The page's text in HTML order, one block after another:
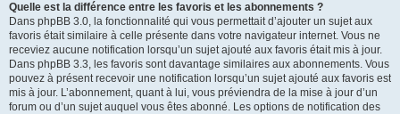
Quelle est la différence entre les favoris et les abonnements ?
Dans phpBB 3.0, la fonctionnalité qui vous permettait d’ajouter un sujet aux
favoris était similaire à celle présente dans votre navigateur internet. Vous ne
receviez aucune notification lorsqu’un sujet ajouté aux favoris était mis à jour.
Dans phpBB 3.3, les favoris sont davantage similaires aux abonnements. Vous
pouvez à présent recevoir une notification lorsqu’un sujet ajouté aux favoris est
mis à jour. L’abonnement, quant à lui, vous préviendra de la mise à jour d’un
forum ou d’un sujet auquel vous êtes abonné. Les options de notification des